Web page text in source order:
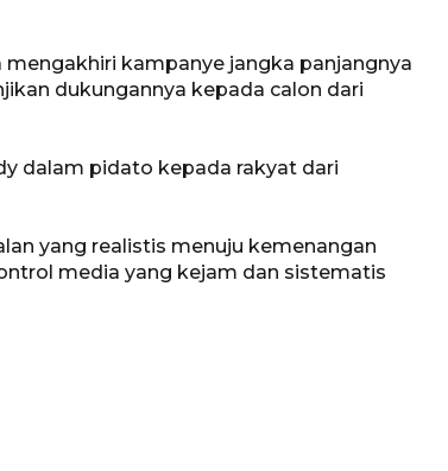
kampanye jangka panjangnya
dukungannya kepada calon dari
dalam pidato kepada rakyat dari
yang realistis menuju kemenangan
media yang kejam dan sistematis